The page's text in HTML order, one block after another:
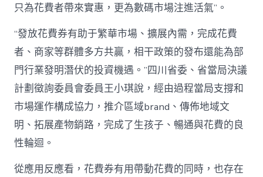
只為花費者帶來實惠，更為數碼市場注進活氣”。
“發放花費券有助于繁華市場、擴展內需，完成花費
者、商家等群體多方共贏，相干政策的發布還能為部
門行業發明潛伏的投資機遇。”四川省委、省當局決議
計劃徵詢委員會委員王小琪說，經由過程當局支撐和
市場運作構成協力，推介區域brand、傳佈地域文
明、拓展產物銷路，完成了生孩子、暢通與花費的良
性輪迴。
從應用反應看，花費券有用帶動花費的同時，也存在